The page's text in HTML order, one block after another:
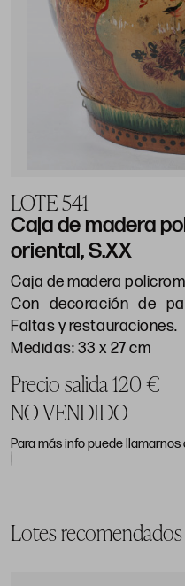
LOTE 541
Caja de madera
oriental, S.XX
Caja de madera
Con decoración de
Faltas y restauraciones.
Medidas: 33 x 27 cm
Precio salida 120 €
NO VENDIDO
Para más info puede llamarnos
Lotes recomendados